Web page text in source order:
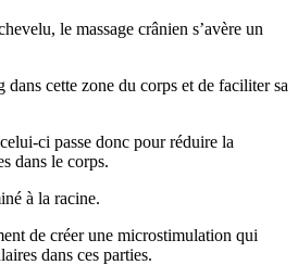
le massage crânien s’avère un
dans cette zone du corps et de faciliter sa
ci passe donc pour réduire la
dans le corps.
à la racine.
de créer une microstimulation qui
dans ces parties.